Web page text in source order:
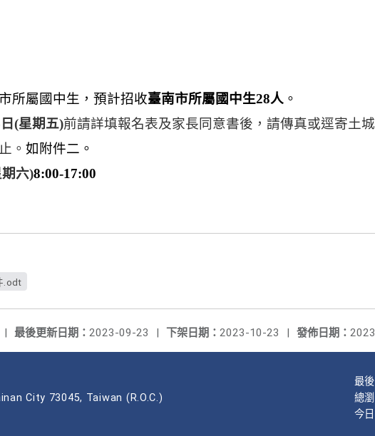
所屬國中生，預計招收臺南市所屬國中生28人 。
(星期五)前請詳填報名表及家長同意書後，請傳真或逕寄土
。 如附件二。
六)8:00-17:00
.odt
發佈日期：
下架日期： 2023-10-23 |
最後更新日期： 2023-09-23 |
|
City 73045, Taiwan (R.O.C.)
最
總
今